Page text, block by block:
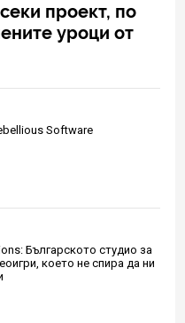
проект, по
уроци от
екип
Software
Българското студио за
което не спира да ни